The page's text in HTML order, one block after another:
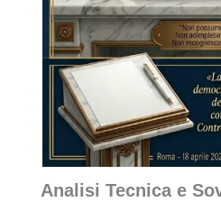
Analisi Tecnica e